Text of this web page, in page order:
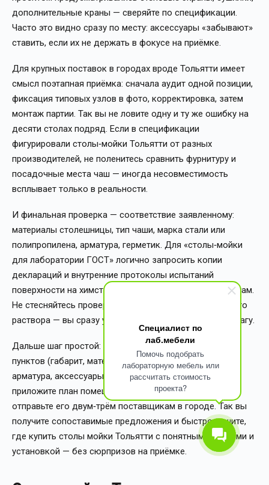
Специалист по
лаб.мебели
Помочь подобрать
лабораторную мебель или
рассчитать стоимость
проекта?
дополнительные краны — сверяйте по спецификации.
Часто это видно сразу по месту: аксессуары «забывают»
ставить, если их не держать в фокусе на приёмке.
Для крупных поставок в городах вроде Тольятти имеет
смысл поэтапная приёмка: сначала аудит одной позиции,
фиксация типовых узлов в фото, корректировка, затем
монтаж партии. Так вы не ловите одну и ту же ошибку на
десяти столах подряд. Если в спецификации
фигурировали столы‑мойки Тольятти от разных
производителей, не поленитесь сравнить фурнитуру и
посадочные места чаш — иногда несовместимость
всплывает только в реальности.
И финальная проверка — соответствие заявленному:
материалы столешницы, тип чаши, марка стали или
полипропилена, арматура, герметик. Для «столы‑мойки
для лаборатории ГОСТ» логично запросить копии
деклараций и внутренние протоколы испытаний
поверхности на химстойкость именно к вашим реагентам.
Не стесняйтесь проверять на месте каплей безопасного
раствора — вы сразу увидите, впитывает ли кромка влагу.
Дальше шаг простой: соберите короткое ТЗ из семи
пунктов (габарит, материал столешницы, тип чаши,
арматура, аксессуары, подключение, документы),
приложите план помещения и фото точек подводов и
отправьте его двум‑трём поставщикам в городе. Так вы
получите сопоставимые предложения и быстро решите,
где купить столы мойки Тольятти с понятными сроками и
установкой — без сюрпризов на приёмке.